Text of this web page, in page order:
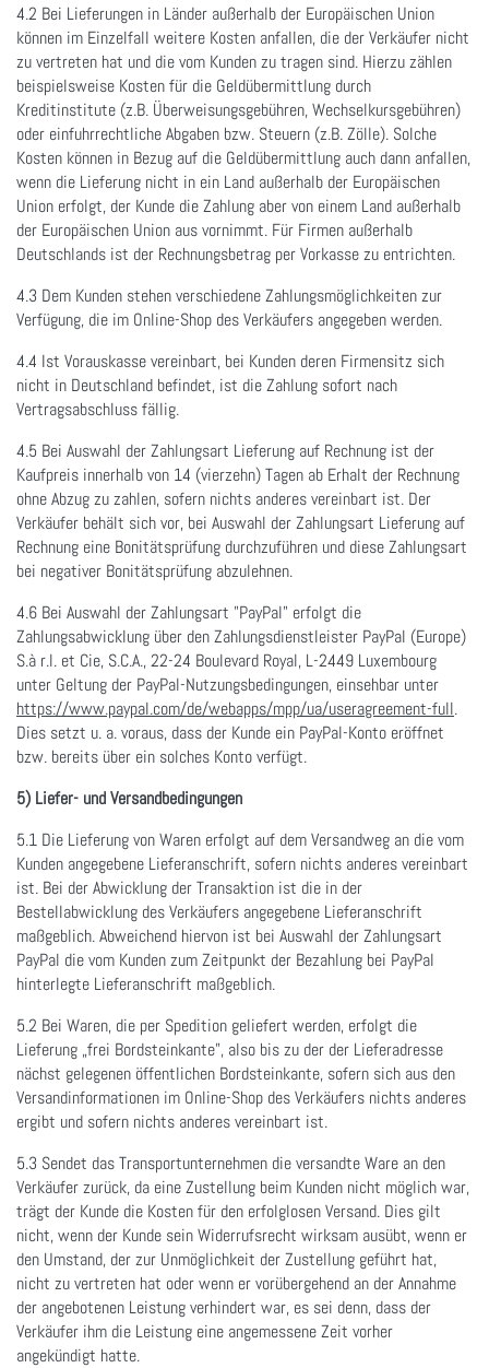
4.2 Bei Lieferungen in Länder außerhalb der Europäischen Union
können im Einzelfall weitere Kosten anfallen, die der Verkäufer nicht
zu vertreten hat und die vom Kunden zu tragen sind. Hierzu zählen
beispielsweise Kosten für die Geldübermittlung durch
Kreditinstitute (z.B. Überweisungsgebühren, Wechselkursgebühren)
oder einfuhrrechtliche Abgaben bzw. Steuern (z.B. Zölle). Solche
Kosten können in Bezug auf die Geldübermittlung auch dann anfallen,
wenn die Lieferung nicht in ein Land außerhalb der Europäischen
Union erfolgt, der Kunde die Zahlung aber von einem Land außerhalb
der Europäischen Union aus vornimmt. Für Firmen außerhalb
Deutschlands ist der Rechnungsbetrag per Vorkasse zu entrichten.
4.3 Dem Kunden stehen verschiedene Zahlungsmöglichkeiten zur
Verfügung, die im Online-Shop des Verkäufers angegeben werden.
4.4 Ist Vorauskasse vereinbart, bei Kunden deren Firmensitz sich
nicht in Deutschland befindet, ist die Zahlung sofort nach
Vertragsabschluss fällig.
4.5 Bei Auswahl der Zahlungsart Lieferung auf Rechnung ist der
Kaufpreis innerhalb von 14 (vierzehn) Tagen ab Erhalt der Rechnung
ohne Abzug zu zahlen, sofern nichts anderes vereinbart ist. Der
Verkäufer behält sich vor, bei Auswahl der Zahlungsart Lieferung auf
Rechnung eine Bonitätsprüfung durchzuführen und diese Zahlungsart
bei negativer Bonitätsprüfung abzulehnen.
4.6 Bei Auswahl der Zahlungsart "PayPal" erfolgt die
Zahlungsabwicklung über den Zahlungsdienstleister PayPal (Europe)
S.à r.l. et Cie, S.C.A., 22-24 Boulevard Royal, L-2449 Luxembourg
unter Geltung der PayPal-Nutzungsbedingungen, einsehbar unter
https://www.paypal.com/de/webapps/mpp/ua/useragreement-full.
Dies setzt u. a. voraus, dass der Kunde ein PayPal-Konto eröffnet
bzw. bereits über ein solches Konto verfügt.
5) Liefer- und Versandbedingungen
5.1 Die Lieferung von Waren erfolgt auf dem Versandweg an die vom
Kunden angegebene Lieferanschrift, sofern nichts anderes vereinbart
ist. Bei der Abwicklung der Transaktion ist die in der
Bestellabwicklung des Verkäufers angegebene Lieferanschrift
maßgeblich. Abweichend hiervon ist bei Auswahl der Zahlungsart
PayPal die vom Kunden zum Zeitpunkt der Bezahlung bei PayPal
hinterlegte Lieferanschrift maßgeblich.
5.2 Bei Waren, die per Spedition geliefert werden, erfolgt die
Lieferung „frei Bordsteinkante”, also bis zu der der Lieferadresse
nächst gelegenen öffentlichen Bordsteinkante, sofern sich aus den
Versandinformationen im Online-Shop des Verkäufers nichts anderes
ergibt und sofern nichts anderes vereinbart ist.
5.3 Sendet das Transportunternehmen die versandte Ware an den
Verkäufer zurück, da eine Zustellung beim Kunden nicht möglich war,
trägt der Kunde die Kosten für den erfolglosen Versand. Dies gilt
nicht, wenn der Kunde sein Widerrufsrecht wirksam ausübt, wenn er
den Umstand, der zur Unmöglichkeit der Zustellung geführt hat,
nicht zu vertreten hat oder wenn er vorübergehend an der Annahme
der angebotenen Leistung verhindert war, es sei denn, dass der
Verkäufer ihm die Leistung eine angemessene Zeit vorher
angekündigt hatte.